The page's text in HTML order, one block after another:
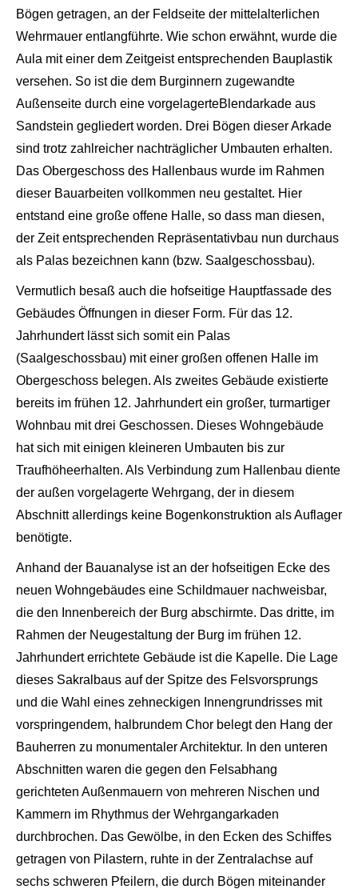
Bögen getragen, an der Feldseite der mittelalterlichen
Wehrmauer entlangführte. Wie schon erwähnt, wurde die
Au la mit einer dem Zeitgeist entsprechenden Bauplastik
versehen. So ist die dem Burginnern zugewandte
Außenseite durch eine vorgelagerteBlendarkade aus
Sandstein gegliedert worden. Drei Bögen dieser Arkade
sind trotz zahlreicher nachträglicher Umbauten erhalten.
Das Obergeschoss des Hallenbaus wurde im Rahmen
dieser Bauarbeiten vollkommen neu gestaltet. Hier
entstand eine große offene Halle, so dass man diesen,
der Zeit entsprechenden Repräsentativbau nun durchaus
als Palas bezeichnen kann (bzw. Saalgeschossbau).
Vermutlich besaß auch die hofseitige Hauptfassade des
Gebäudes Öffnungen in dieser Form. Für das 12.
Jahrhundert lässt sich somit ein Palas
(Saalgeschossbau) mit einer großen offenen Halle im
Obergeschoss belegen. Als zweites Gebäude existierte
bereits im frühen 12. Jahrhundert ein großer, turmartiger
Wohnbau mit drei Geschossen. Dieses Wohngebäude
hat sich mit einigen kleineren Umbauten bis zur
Traufhöheerhalten. Als Verbindung zum Hallenbau diente
der außen vorgelagerte Wehrgang, der in diesem
Abschnitt allerdings keine Bogenkonstruktion alsAuflager
benötigte.
Anhand der Bauanalyse ist an der hofseitigen Ecke des
neuen Wohngebäudes eine Schildmauer nachweisbar,
die den Innenbereich der Burg abschirmte. Das dritte, im
Rahmen der Neugestaltung der Burg im frühen 12.
Jahrhundert errichtete Gebäude ist die Kapelle. Die Lage
dieses Sakralbaus auf der Spitze des Felsvorsprungs
und die Wahl eines zehneckigen Innengrundrisses mit
vorspringendem, halbrundem Chor belegt den Hang der
Bauherren zu monumentaler Architektur. In den unteren
Abschnitten waren die gegen den Felsabhang
gerichteten Außenmauern von mehreren Nischen und
Kammern im Rhythmus der Wehrgangarkaden
durchbrochen. Das Gewölbe, in den Ecken des Schiffes
getragen von Pilastern, ruhte in der Zentralachse auf
sechs schweren Pfeilern, die durch Bögen miteinander